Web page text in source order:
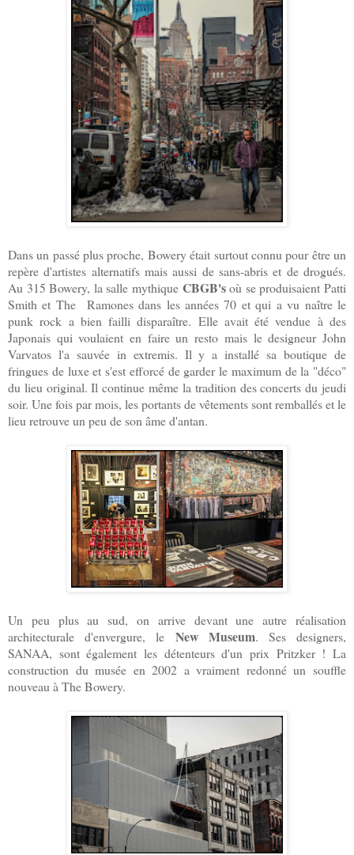
Dans un passé plus proche, Bowery était surtout connu pour être un
repère d'artistes alternatifs mais aussi de sans-abris et de drogués.
Au 315 Bowery, la salle mythique CBGB'soù se produisaient Patti
Smith et The Ramones dans les années 70 et qui a vu naître le
punk rock a bien failli disparaître. Elle avait été vendue à des
Japonais qui voulaient en faire un resto mais le designeur John
Varvatos l'a sauvée in extremis. Il y a installé sa boutique de
fringues de luxe et s'est efforcé de garder le maximum de la "déco"
du lieu original. Il continue même la tradition des concerts du jeudi
soir. Une fois par mois, les portants de vêtements sont remballés et le
lieu retrouve un peu de son âme d'antan.
Un peu plus au sud, on arrive devant une autre réalisation
architecturale d'envergure, le New Museum. Ses designers,
SANAA, sont également les détenteurs d'un prix Pritzker ! La
construction du musée en 2002 a vraiment redonné un souffle
nouveau à The Bowery.